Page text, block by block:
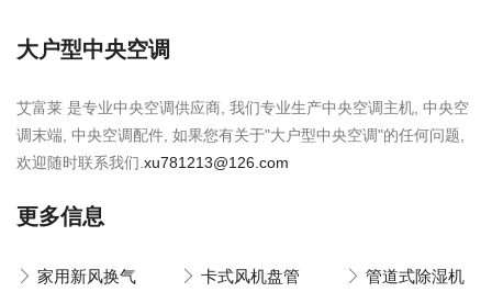
大户型中央空调
艾富莱 是专业中央空调供应商, 我们专业生产中央空调主机, 中央空
调末端, 中央空调配件, 如果您有关于"大户型中央空调"的任何问题,
欢迎随时联系我们. xu781213@126.com
更多信息
家用新风换气
卡式风机盘管
管道式除湿机